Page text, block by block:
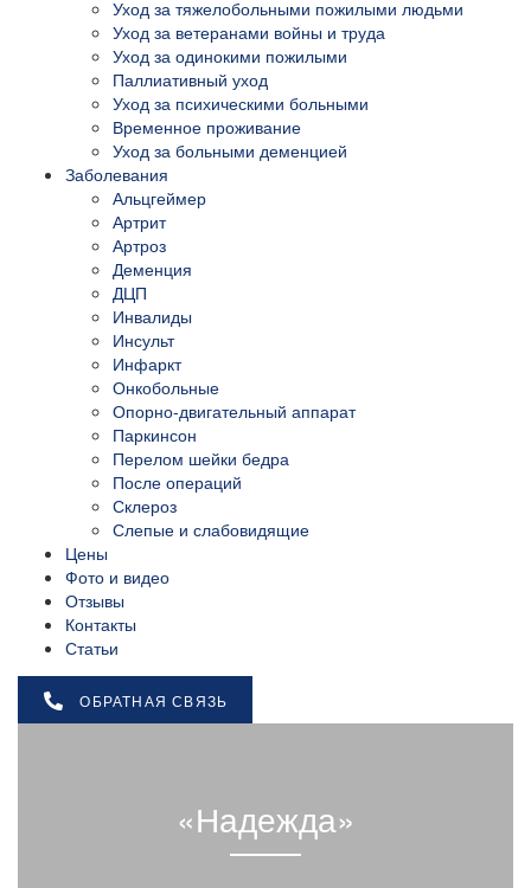
Уход за тяжелобольными пожилыми людьми
Уход за ветеранами войны и труда
Уход за одинокими пожилыми
Паллиативный уход
Уход за психическими больными
Временное проживание
Уход за больными деменцией
Заболевания
Альцгеймер
Артрит
Артроз
Деменция
ДЦП
Инвалиды
Инсульт
Инфаркт
Онкобольные
Опорно-двигательный аппарат
Паркинсон
Перелом шейки бедра
После операций
Склероз
Слепые и слабовидящие
Цены
Фото и видео
Отзывы
Контакты
Статьи
ОБРАТНАЯ СВЯЗЬ
«Надежда»